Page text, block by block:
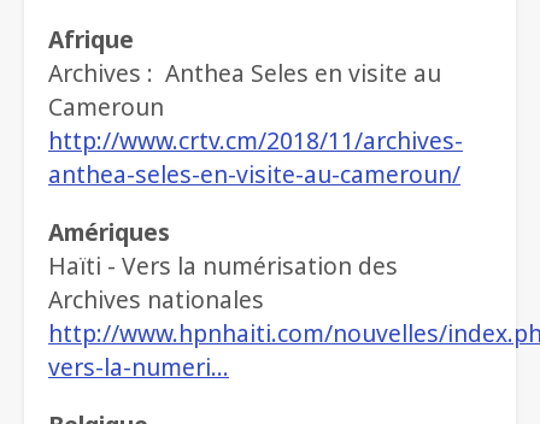
Afrique
Archives : Anthea Seles en visite au
Cameroun
http://www.crtv.cm/2018/11/archives-
anthea-seles-en-visite-au-cameroun/
Amériques
Haïti - Vers la numérisation des
Archives nationales
http://www.hpnhaiti.com/nouvelles/
vers-la-numeri…